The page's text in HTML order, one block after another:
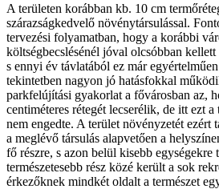
A területen korábban kb. 10 cm
szárazságkedvelő növénytársulással.
tervezési folyamatban, hogy a korábbi
költségbecslésénél jóval olcsóbban
s ennyi év távlatából ez már
tekintetben nagyon jó hatásfokkal
parkfelújítási gyakorlat a fővárosban az,
centiméteres rétegét lecserélik, de itt ezt
nem engedte. A terület növényzetét ezért
a meglévő társulás alapvetően a
fő részre, s azon belül kisebb egységekre
természetesebb rész közé került a sok
érkezőknek mindkét oldalt a természet